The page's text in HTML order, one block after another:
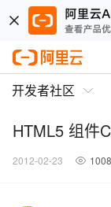
开发者社区
HTML5 组件
2012-02-23 1008